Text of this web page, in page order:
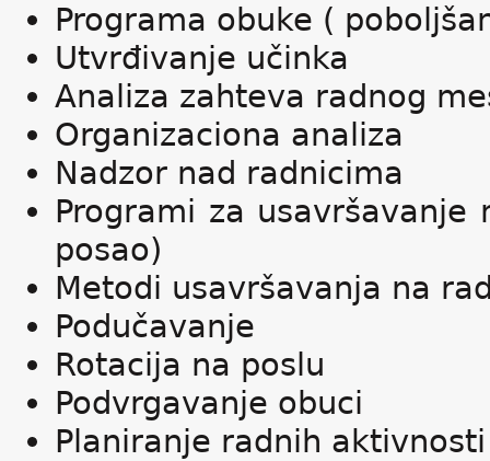
Programa obuke (
Utvrđivanje učinka
Analiza zahteva radnog
Organizaciona analiza
Nadzor nad radnicima
Programi za
posao)
Metodi usavršavanja na
Podučavanje
Rotacija na poslu
Podvrgavanje obuci
Planiranje radnih aktivnosti